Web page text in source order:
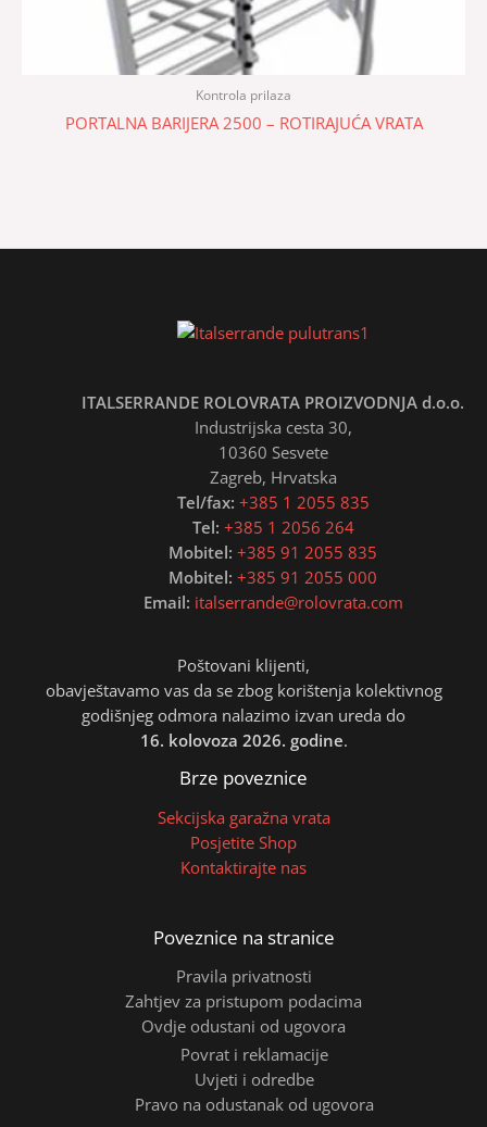
Kontrola prilaza
PORTALNA BARIJERA 2500 – ROTIRAJUĆA VRATA
ITALSERRANDE ROLOVRATA PROIZVODNJA d.o.o.
Industrijska cesta 30,
10360 Sesvete
Zagreb, Hrvatska
Tel/fax: +385 1 2055 835
Tel: +385 1 2056 264
Mobitel: +385 91 2055 835
Mobitel: +385 91 2055 000
Email: italserrande@rolovrata.com
Poštovani klijenti,
obavještavamo vas da se zbog korištenja kolektivnog
godišnjeg odmora nalazimo izvan ureda do
16. kolovoza 2026. godine.
Brze poveznice
Sekcijska garažna vrata
Posjetite Shop
Kontaktirajte nas
Poveznice na stranice
Pravila privatnosti
Zahtjev za pristupom podacima
Ovdje odustani od ugovora
Povrat i reklamacije
Uvjeti i odredbe
Pravo na odustanak od ugovora